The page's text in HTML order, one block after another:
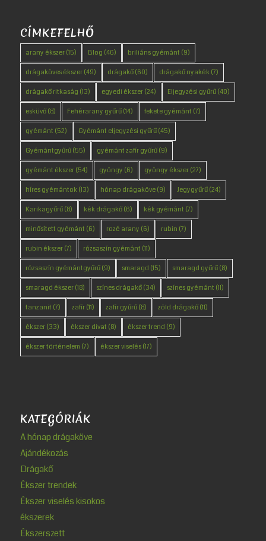
CÍMKEFELHŐ
arany ékszer(15) Blog (46) briliáns gyémánt (9)
drágaköves ékszer(49) drágakő(60) drágakő nyakék(7)
drágakő ritkaság (13) egyedi ékszer(24) Eljegyzési gyűrű(40)
esküvő(8) Fehérarany gyűrű(14) fekete gyémánt (7)
gyémánt (52) Gyémánt eljegyzési gyűrű(45)
Gyémántgyűrű(55) gyémánt zafír gyűrű(9)
gyémánt ékszer(54) gyöngy (6) gyöngy ékszer(27)
híres gyémántok(13) hónap drágaköve(9) Jegygyűrű(24)
Karikagyűrű(8) kék drágakő(6) kék gyémánt (7)
minősített gyémánt (6) rozé arany (6) rubin (7)
rubin ékszer(7) rózsaszín gyémánt (11)
rózsaszín gyémántgyűrű(9) smaragd (15) smaragd gyűrű(8)
smaragd ékszer(18) színes drágakő(34) színes gyémánt (11)
tanzanit (7) zafír(11) zafír gyűrű(8) zöld drágakő(11)
ékszer(33) ékszer divat (8) ékszer trend (9)
ékszer történelem (7) ékszer viselés(17)
KATEGÓRIÁK
A hónap drágaköve
Ajándékozás
Drágakő
Ékszer trendek
Ékszer viselés kisokos
ékszerek
Ékszerszett